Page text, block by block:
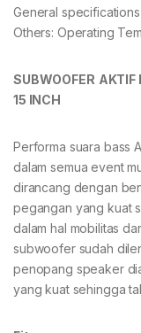
General specifications
Others: Operating
SUBWOOFER AKTIF
15 INCH
Performa suara bass
dalam semua event
dirancang dengan
pegangan yang kuat
dalam hal mobilitas
subwoofer sudah
penopang speaker
yang kuat sehingga